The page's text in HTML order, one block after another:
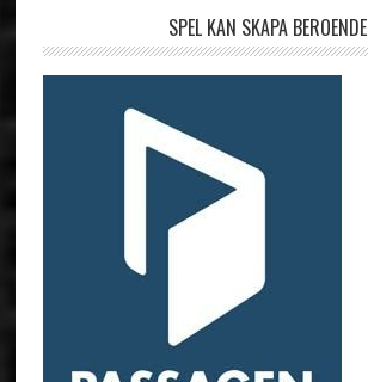
SPEL KAN SKAPA BEROENDE